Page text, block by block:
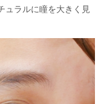
ュラルに瞳を大きく見